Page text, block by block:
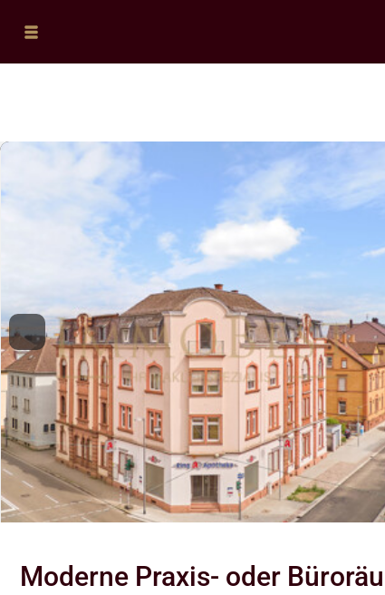
Previous
Moderne Praxis- oder